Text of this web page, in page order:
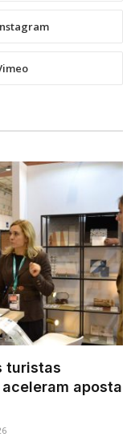
turistas
aposta